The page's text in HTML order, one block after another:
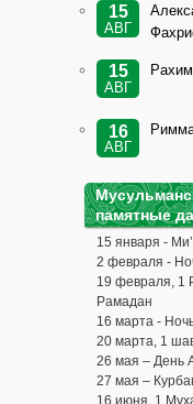
15
АВГ
15
АВГ
16
АВГ
памятные
15 января -
2 февраля -
19 февраля, 1
Рамадан
16 марта -
20 марта, 1
26 мая – День
27 мая –
16 июня, 1